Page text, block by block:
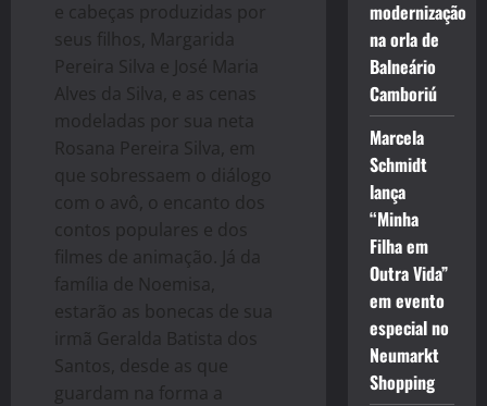
e cabeças produzidas por
seus filhos, Margarida
Pereira Silva e José Maria
Alves da Silva, e as cenas
modeladas por sua neta
Rosana Pereira Silva, em
que sobressaem o diálogo
com o avô, o encanto dos
contos populares e dos
filmes de animação. Já da
família de Noemisa,
estarão as bonecas de sua
irmã Geralda Batista dos
Santos, desde as que
guardam na forma a
modernização
na orla de
Balneário
Camboriú
Marcela
Schmidt
lança
“Minha
Filha em
Outra Vida”
em evento
especial no
Neumarkt
Shopping